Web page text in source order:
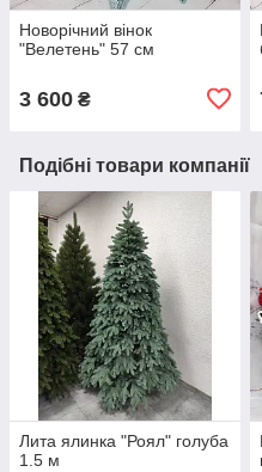
Новорічний вінок
"Велетень" 57 см
3 600 ₴
Подібні товари компанії
Лита ялинка "Роял" голуба
1.5 м